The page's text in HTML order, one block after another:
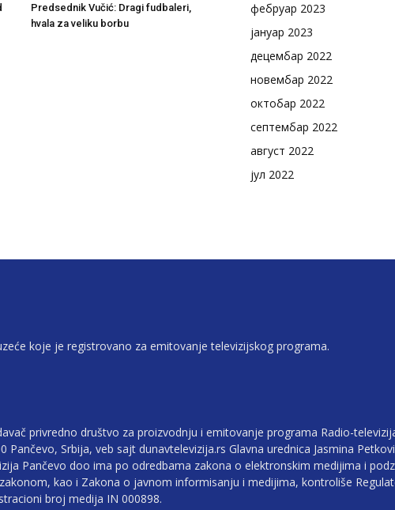
Predsednik Vučić: Dragi fudbaleri,
hvala za veliku borbu
фебруар 2023
јануар 2023
децембар 2022
новембар 2022
октобар 2022
септембар 2022
август 2022
јул 2022
koje je registrovano za emitovanje televizijskog programa.
privredno društvo za proizvodnju i emitovanje programa Radio-
Pančevo, Srbija, veb sajt dunavtelevizija.rs Glavna urednica Jasmina
Pančevo doo ima po odredbama zakona o elektronskim medijima i
kao i Zakona o javnom informisanju i medijima, kontroliše
broj medija IN 000898.